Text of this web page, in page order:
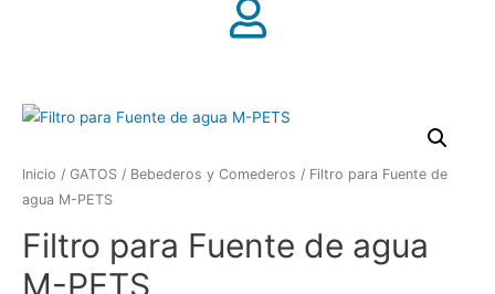
Inicio / GATOS / Bebederos y Comederos / Filtro para Fuente de
agua M-PETS
Filtro para Fuente de agua
M-PETS